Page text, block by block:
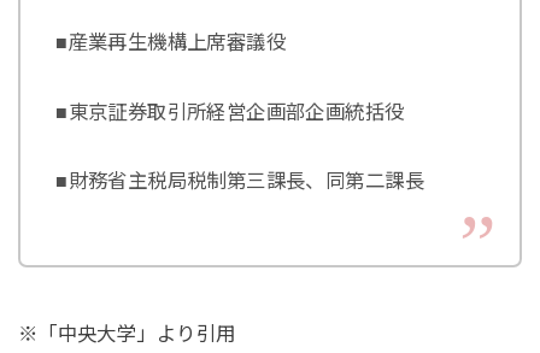
■産業再生機構上席審議役
■東京証券取引所経営企画部企画統括役
■財務省主税局税制第三課長、同第二課長
※「中央大学」より引用